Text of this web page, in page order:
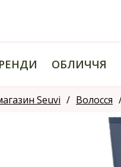
ОБЛИЧЧЯ
Seuvi Волосся